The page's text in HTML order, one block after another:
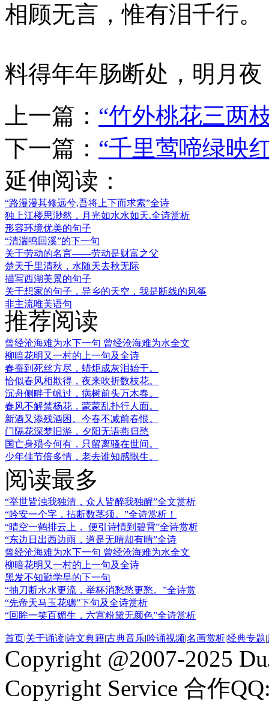
相顾无言，惟有泪千行。
料得年年肠断处，明月
上一篇： “竹外桃花三两
下一篇： “千里莺啼绿映
延伸阅读：
“路漫漫其修远兮,吾将上下而求索”全诗
独上江楼思渺然，月光如水水如天.全诗赏析
形容环境优美的句子
“清湍鸣回溪”的下一句
关于劳动的名言——劳动是财富之父
楚天千里清秋，水随天去秋无际
描写西湖美景的句子
关于想家的句子，异乡的天空，我是断线的风筝
非主流唯美语句
推荐阅读
曾经沧海难为水下一句 曾经沧海难为水全文
柳暗花明又一村的上一句及全诗
春蚕到死丝方尽，蜡炬成灰泪始干。
恰似春风相欺得，夜来吹折数枝花。
沉舟侧畔千帆过，病树前头万木春。
春风不解禁杨花，蒙蒙乱扑行人面。
新酒又添残酒困。今春不减前春恨。
门隔花深梦旧游，夕阳无语燕归愁
国亡身殒今何有，只留离骚在世间。
少年佳节倍多情，老去谁知感慨生。
阅读最多
“举世皆浊我独清，众人皆醉我独醒”全文赏析
“吟安一个字，拈断数茎须。”全诗赏析！
“晴空一鹤排云上， 便引诗情到碧霄”全诗赏析
“东边日出西边雨，道是无晴却有晴”全诗
曾经沧海难为水下一句 曾经沧海难为水全文
柳暗花明又一村的上一句及全诗
黑发不知勤学早的下一句
“抽刀断水水更流，举杯消愁愁更愁。”全诗赏
“先帝天马玉花骢”下句及全诗赏析
“回眸一笑百媚生，六宫粉黛无颜色”全诗赏析
首页|关于诵读|诗文典籍|古典音乐|吟诵视频|名画赏析|经典专题|
Copyright @2007-2025
Copyright Service 合作